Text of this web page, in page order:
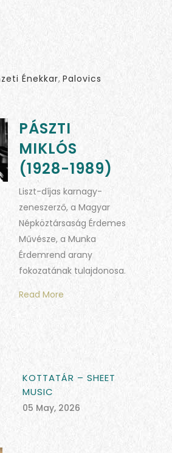
Énekkar, Palovics
PÁSZTI
MIKLÓS
(1928-1989)
Liszt-díjas karnagy-
zeneszerző, a Magyar
Népköztársaság Érdemes
Művésze, a Munka
Érdemrend arany
fokozatának tulajdonosa.
Read More
KOTTATÁR – SHEET
MUSIC
05 May, 2026